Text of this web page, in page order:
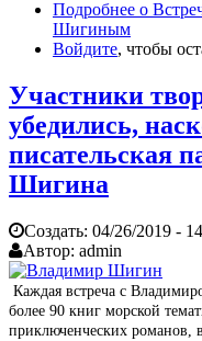
Подробнее о
Шигиным
Войдите, чтобы
Участники
убедились,
писательская
Шигина
Создать: 04/26/2019 -
Автор: admin
Каждая встреча с
более 90 книг морской
приключенческих романов,